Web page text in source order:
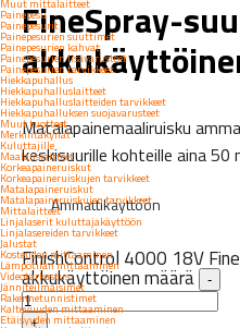
Painepesu
Painepesurit
Painepesurien suuttimet
Painepesurien kahvat
Painepesurien lisävarusteet
Painepesurien tarvikkeet
Hiekkapuhallus
Hiekkapuhalluslaitteet
Hiekkapuhalluslaitteiden tarvikkeet
Hiekkapuhalluksen suojavarusteet
Muut tuotteet
Merkintäkynät
Kuluttajille
Maalauslaitteet
Korkeapaineruiskut
Korkeapaineruiskujen tarvikkeet
Matalapaineruiskut
Matalapaineruiskujen tarvikkeet
Mittalaitteet
Linjalaserit kuluttajakäyttöön
Linjalasereiden tarvikkeet
Jalustat
Kosteuden mittaaminen
Lämpötilan mittaaminen
Videotarkastus
Jänniteilmaisimet
Rakennetunnistimet
Kaltevuuden mittaaminen
Etäisyyden mittaaminen
FineSpray-
Matalapainemaaliruisku
keskisuurille kohteille aina 50
Ammattikäyttöön
FinishControl 4000 18V
akkukäyttöinen määrä -
+